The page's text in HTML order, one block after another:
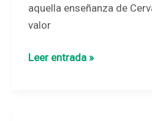
aquella enseñanza de
valor
Leer entrada »